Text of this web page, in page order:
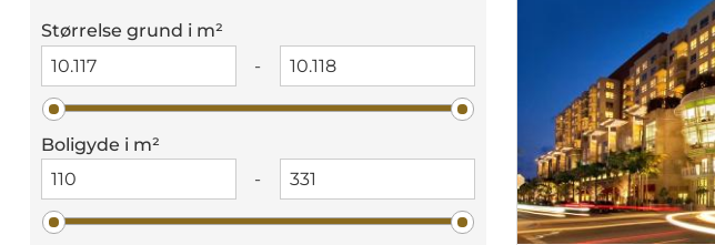
Størrelse grund i m²
-
Boligyde i m²
-